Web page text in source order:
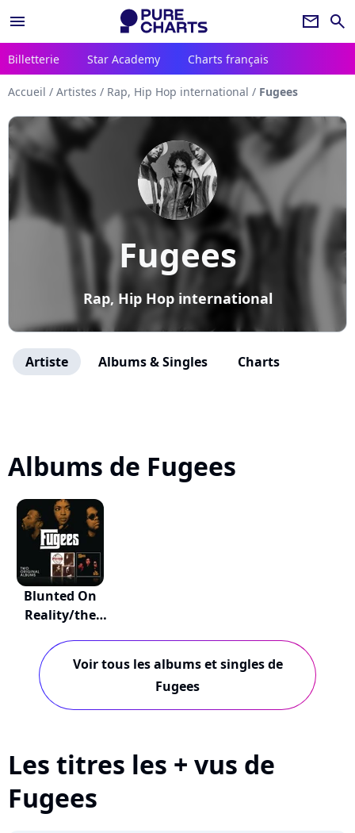
menu newsletter search
Billetterie Star Academy Charts français
Accueil / Artistes / Rap, Hip Hop international / Fugees
Fugees
Rap, Hip Hop international
Artiste Albums & Singles Charts
Albums de Fugees
Blunted On
Reality/the
Voir tous les albums et singles de
Fugees
Les titres les + vus de
Fugees